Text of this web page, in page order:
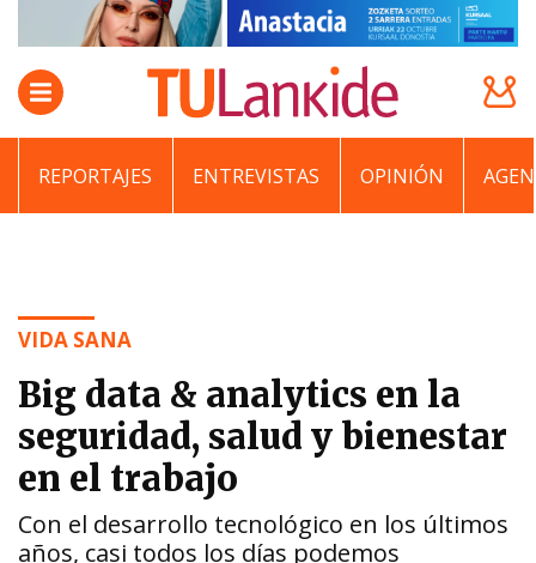
REPORTAJES ENTREVISTAS OPINIÓN
VIDA SANA
Big data & analytics en la
seguridad, salud y bienestar
en el trabajo
Con el desarrollo tecnológico en los últimos
años, casi todos los días podemos